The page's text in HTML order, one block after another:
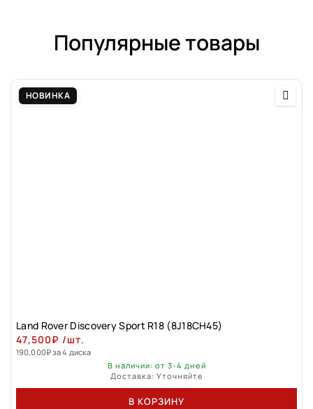
Популярные товары
НОВИНКА
Land Rover Discovery Sport R18 (8J18CH45)
47,500₽ /шт.
190,000₽за 4 диска
В наличии: от 3-4 дней
Доставка: Уточняйте
В КОРЗИНУ